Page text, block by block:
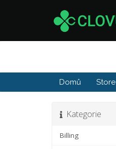
Domů Store
Kategorie
Billing